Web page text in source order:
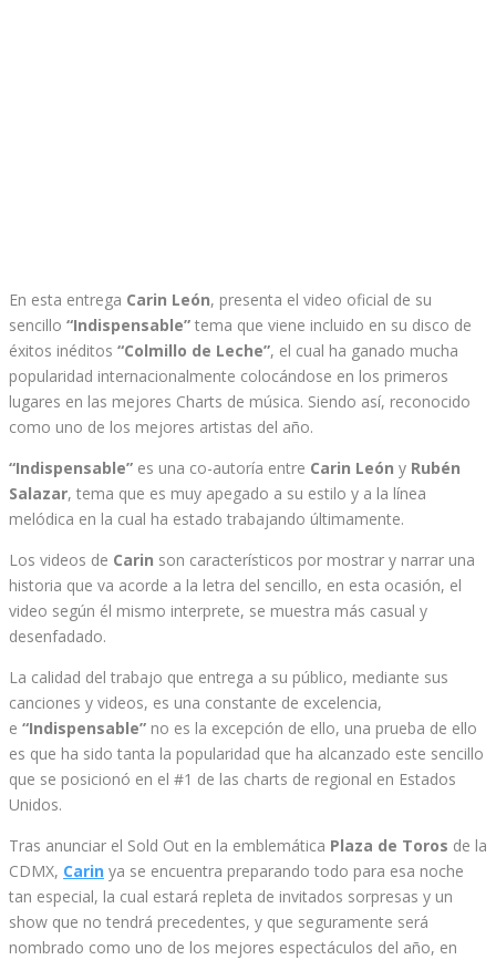
En esta entrega Carin León, presenta el video oficial de su
sencillo “Indispensable” tema que viene incluido en su disco de
éxitos inéditos “Colmillo de Leche”, el cual ha ganado mucha
popularidad internacionalmente colocándose en los primeros
lugares en las mejores Charts de música. Siendo así, reconocido
como uno de los mejores artistas del año.
“Indispensable” es una co-autoría entre Carin León y Rubén
Salazar, tema que es muy apegado a su estilo y a la línea
melódica en la cual ha estado trabajando últimamente.
Los videos de Carin son característicos por mostrar y narrar una
historia que va acorde a la letra del sencillo, en esta ocasión, el
video según él mismo interprete, se muestra más casual y
desenfadado.
La calidad del trabajo que entrega a su público, mediante sus
canciones y videos, es una constante de excelencia,
e “Indispensable” no es la excepción de ello, una prueba de ello
es que ha sido tanta la popularidad que ha alcanzado este sencillo
que se posicionó en el #1 de las charts de regional en Estados
Unidos.
Tras anunciar el Sold Out en la emblemática Plaza de Toros de la
CDMX, Carin ya se encuentra preparando todo para esa noche
tan especial, la cual estará repleta de invitados sorpresas y un
show que no tendrá precedentes, y que seguramente será
nombrado como uno de los mejores espectáculos del año, en